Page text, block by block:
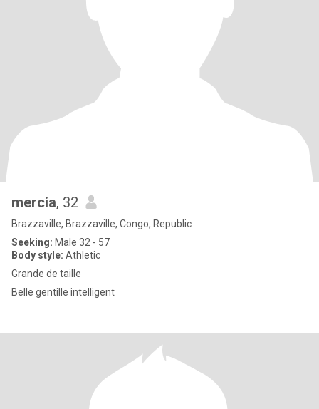
mercia, 32
Brazzaville, Brazzaville, Congo, Republic
Seeking: Male 32 - 57
Body style: Athletic
Grande de taille
Belle gentille intelligent